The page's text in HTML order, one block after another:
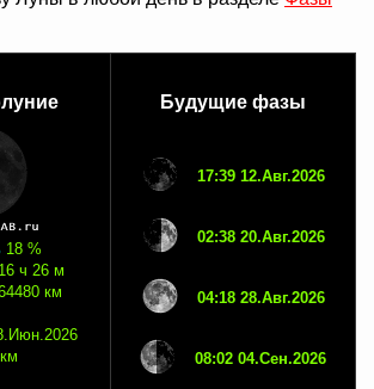
18 %
ч 26 м
км
Будущие фазы
17:39 12.Авг.2026
02:38 20.Авг.2026
04:18 28.Авг.2026
08:02 04.Сен.2026